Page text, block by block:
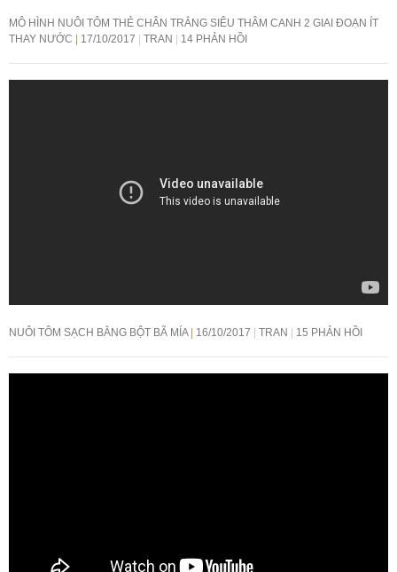
MÔ HÌNH NUÔI TÔM THẺ CHÂN TRẮNG SIÊU THÂM CANH 2 GIAI ĐOẠN ÍT
THAY NƯỚC
17/10/2017 TRAN 14 PHẢN HỒI
NUÔI TÔM SẠCH BẰNG BỘT BÃ MÍA 16/10/2017 TRAN 15 PHẢN HỒI